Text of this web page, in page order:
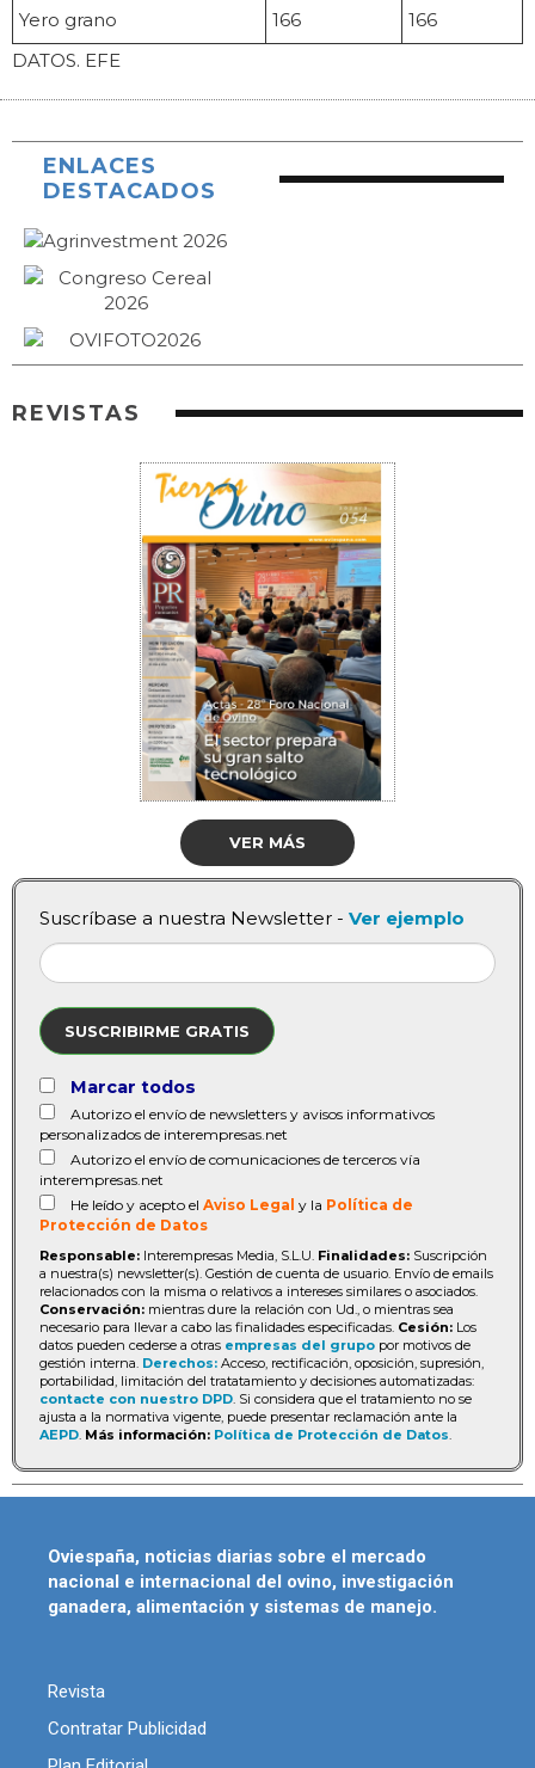
Yero grano 166
166
DATOS. EFE
ENLACES
DESTACADOS
REVISTAS
VER MÁS
Suscríbase a nuestra Newsletter - Ver ejemplo
SUSCRIBIRME GRATIS
Marcar todos
Autorizo el envío de newsletters y avisos informativos
personalizados de interempresas.net
Autorizo el envío de comunicaciones de terceros vía
interempresas.net
He leído y acepto el Aviso Legal y la Política de
Protección de Datos
Responsable: Interempresas Media, S.L.U. Finalidades: Suscripción
a nuestra(s) newsletter(s). Gestión de cuenta de usuario. Envío de emails
relacionados con la misma o relativos a intereses similares o asociados.
Conservación: mientras dure la relación con Ud., o mientras sea
necesario para llevar a cabo las finalidades especificadas. Cesión: Los
datos pueden cederse a otras empresas del grupo por motivos de
gestión interna. Derechos: Acceso, rectificación, oposición, supresión,
portabilidad, limitación del tratatamiento y decisiones automatizadas:
contacte con nuestro DPD . Si considera que el tratamiento no se
ajusta a la normativa vigente, puede presentar reclamación ante la
AEPD Más información: Política de Protección de Datos
Oviespaña, noticias diarias sobre el mercado
nacional e internacional del ovino, investigación
ganadera, alimentación y sistemas de manejo.
Revista
Contratar Publicidad